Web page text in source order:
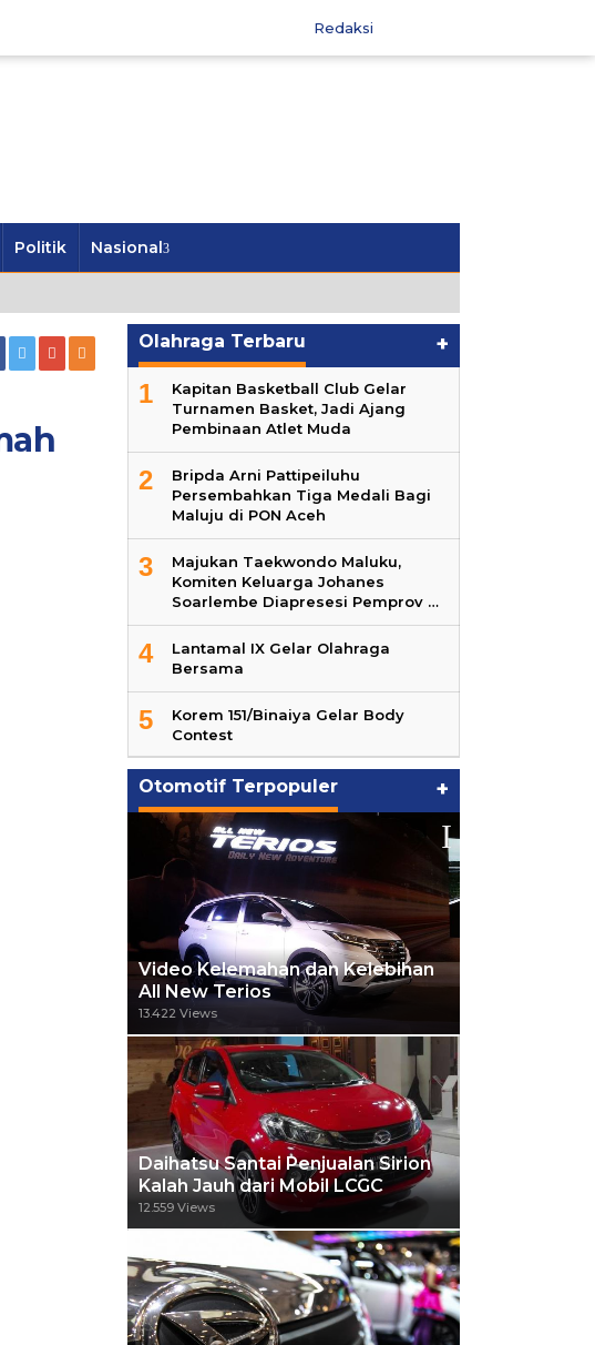
Redaksi
Politik Nasional
Olahraga Terbaru +
1
Kapitan Basketball Club Gelar
Turnamen Basket, Jadi Ajang
Pembinaan Atlet Muda
2
Bripda Arni Pattipeiluhu
Persembahkan Tiga Medali Bagi
Maluju di PON Aceh
3
Majukan Taekwondo Maluku,
Komiten Keluarga Johanes
Soarlembe Diapresesi Pemprov …
4
Lantamal IX Gelar Olahraga
Bersama
5
Korem 151/Binaiya Gelar Body
Contest
Otomotif Terpopuler +
Video Kelemahan dan Kelebihan
All New Terios
13.422 Views
Daihatsu Santai Penjualan Sirion
Kalah Jauh dari Mobil LCGC
12.559 Views